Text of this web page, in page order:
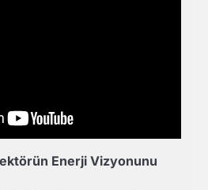
Enerji Vizyonunu